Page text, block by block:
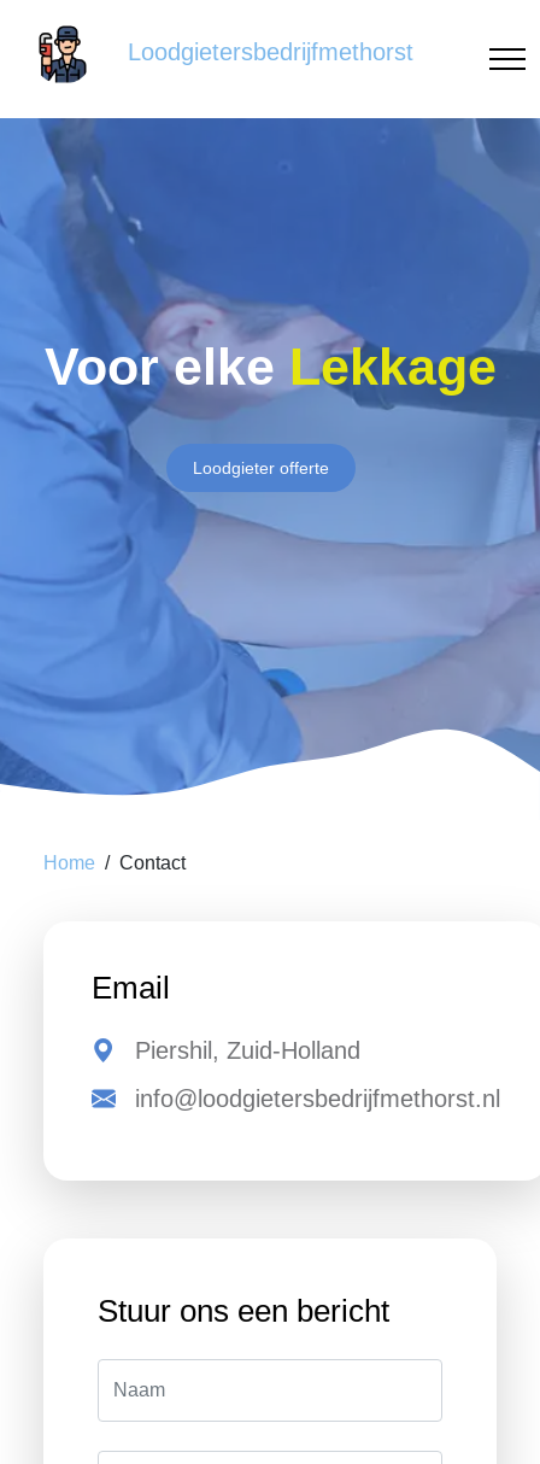
Loodgietersbedrijfmethorst
Voor elke Lekkage
Loodgieter offerte
Home Contact
Email
Piershil, Zuid-Holland
info@loodgietersbedrijfmethorst.nl
Stuur ons een bericht